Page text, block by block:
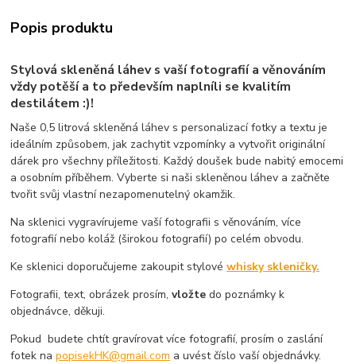
Popis produktu
Stylová skleněná láhev s vaší fotografií a věnováním
vždy potěší a to především naplníli se kvalitím
destilátem :)!
Naše 0,5 litrová skleněná láhev s personalizací fotky a textu je
ideálním způsobem, jak zachytit vzpomínky a vytvořit originální
dárek pro všechny příležitosti. Každý doušek bude nabitý emocemi
a osobním příběhem. Vyberte si naši skleněnou láhev a začněte
tvořit svůj vlastní nezapomenutelný okamžik.
Na sklenici vygravírujeme vaší fotografii s věnováním, více
fotografií nebo koláž (širokou fotografií) po celém obvodu.
Ke sklenici doporučujeme zakoupit stylovéwhisky skleničky.
Fotografii, text, obrázek prosím,vložtedo poznámky k
objednávce, děkuji.
Pokud budete chtít gravírovat více fotografií, prosím o zaslání
fotek napopisekHK@gmail.com a uvést číslo vaší objednávky.